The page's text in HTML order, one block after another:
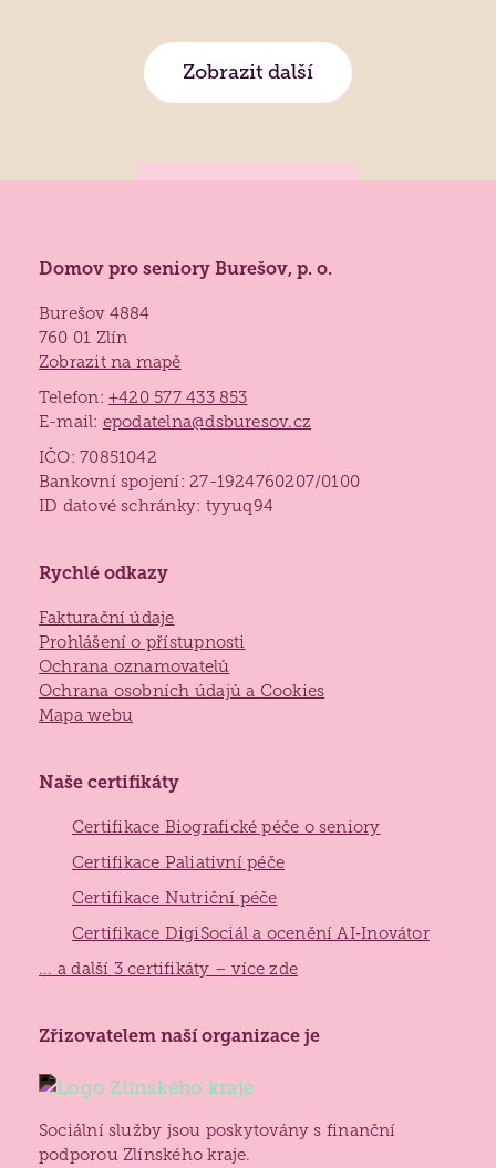
Zobrazit další
Domov pro seniory Burešov, p. o.
Burešov 4884
760 01 Zlín
Zobrazit na mapě
Telefon:+420 577 433 853
E-mail: epodatelna@dsburesov.cz
IČO: 70851042
Bankovní spojení: 27-1924760207/0100
ID datové schránky: tyyuq94
Rychlé odkazy
Fakturační údaje
Prohlášení o přístupnosti
Ochrana oznamovatelů
Ochrana osobních údajů a Cookies
Mapa webu
Naše certifikáty
Certifikace Biografické péče o seniory
Certifikace Paliativní péče
Certifikace Nutriční péče
Certifikace DigiSociál a ocenění AI‑Inovátor
... a další 3 certifikáty – více zde
Zřizovatelem naší organizace jeZlínský
Sociální služby jsou poskytovány s finanční
podporou Zlínského kraje.